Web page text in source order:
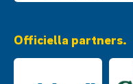
Officiella partners.